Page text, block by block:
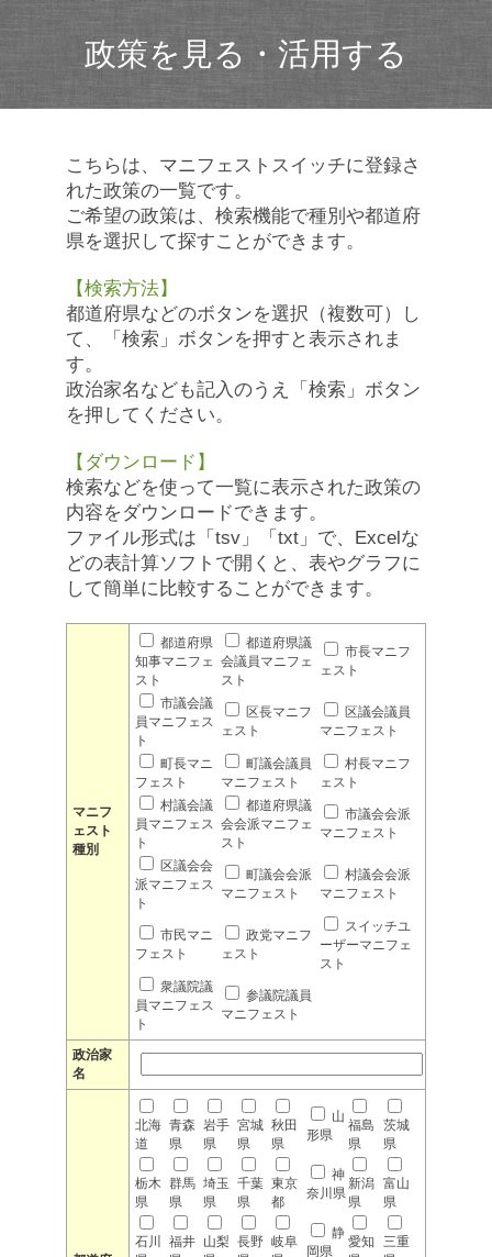
政策を見る・活用する
こちらは、マニフェストスイッチに登録さ
れた政策の一覧です。
ご希望の政策は、検索機能で種別や都道府
県を選択して探すことができます。
【検索方法】
都道府県などのボタンを選択（複数可）し
て、「検索」ボタンを押すと表示されま
す。
政治家名なども記入のうえ「検索」ボタン
を押してください。
【ダウンロード】
検索などを使って一覧に表示された政策の
内容をダウンロードできます。
ファイル形式は「tsv」「txt」で、Excelな
どの表計算ソフトで開くと、表やグラフに
して簡単に比較することができます。
マニフ
ェスト
種別
都道府県
知事マニフェ
スト
都道府県議
会議員マニフェ
スト
市長マニフ
ェスト
市議会議
員マニフェス
ト
区長マニフ
ェスト
区議会議員
マニフェスト
町長マニ
フェスト
町議会議員
マニフェスト
村長マニフ
ェスト
村議会議
員マニフェス
ト
都道府県議
会会派マニフェ
スト
市議会会派
マニフェスト
区議会会
派マニフェス
ト
町議会会派
マニフェスト
村議会会派
マニフェスト
市民マニ
フェスト
政党マニフ
ェスト
スイッチユ
ーザーマニフェ
スト
衆議院議
員マニフェス
ト
参議院議員
マニフェスト
政治家
名
北海
道
青森
県
岩手
県
宮城
県
秋田
県
山
形県
福島
県
茨城
県
栃木
県
群馬
県
埼玉
県
千葉
県
東京
都
神
奈川県
新潟
県
富山
県
石川
福井 山梨 長野 岐阜
静
岡県
愛知
三重